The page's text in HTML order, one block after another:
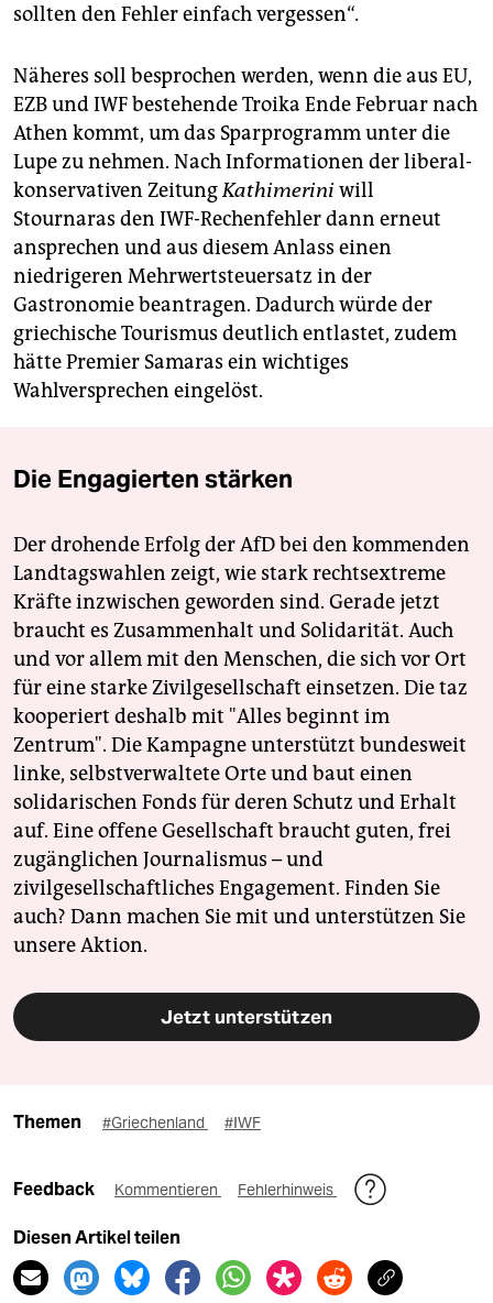
sollten den Fehler einfach vergessen“.
Näheres soll besprochen werden, wenn die aus EU,
EZB und IWF bestehende Troika Ende Februar nach
Athen kommt, um das Sparprogramm unter die
Lupe zu nehmen. Nach Informationen der liberal-
konservativen ZeitungKathimerini will
Stournaras den IWF-Rechenfehler dann erneut
ansprechen und aus diesem Anlass einen
niedrigeren Mehrwertsteuersatz in der
Gastronomie beantragen. Dadurch würde der
griechische Tourismus deutlich entlastet, zudem
hätte Premier Samaras ein wichtiges
Wahlversprechen eingelöst.
Die Engagierten stärken
Der drohende Erfolg der AfD bei den kommenden
Landtagswahlen zeigt, wie stark rechtsextreme
Kräfte inzwischen geworden sind. Gerade jetzt
braucht es Zusammenhalt und Solidarität. Auch
und vor allem mit den Menschen, die sich vor Ort
für eine starke Zivilgesellschaft einsetzen. Die taz
kooperiert deshalb mit "Alles beginnt im
Zentrum". Die Kampagne unterstützt bundesweit
linke, selbstverwaltete Orte und baut einen
solidarischen Fonds für deren Schutz und Erhalt
auf. Eine offene Gesellschaft braucht guten, frei
zugänglichen Journalismus – und
zivilgesellschaftliches Engagement. Finden Sie
auch? Dann machen Sie mit und unterstützen Sie
unsere Aktion.
Jetzt unterstützen
Themen #Griechenland #IWF
Feedback Kommentieren Fehlerhinweis
Diesen Artikel teilen